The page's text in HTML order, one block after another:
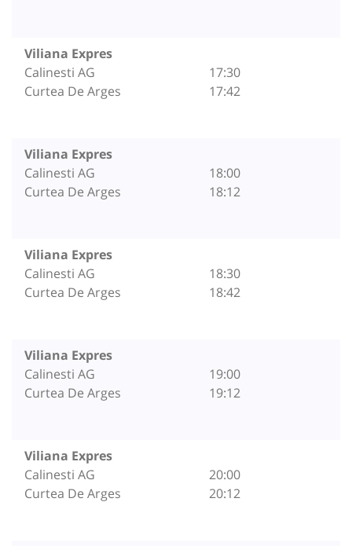
Viliana Expres
Calinesti AG
Curtea De Arges
17:30
17:42
Viliana Expres
Calinesti AG
Curtea De Arges
18:00
18:12
Viliana Expres
Calinesti AG
Curtea De Arges
18:30
18:42
Viliana Expres
Calinesti AG
Curtea De Arges
19:00
19:12
Viliana Expres
Calinesti AG
Curtea De Arges
20:00
20:12